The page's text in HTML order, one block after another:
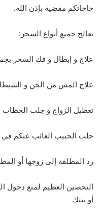
حاجاتكم مقضية بإذن الله.
نعالج جميع أنواع السحر:
علاج و إبطال و فك السحر
علاج المس من الجن و
تعطيل الزواج و جلب الخطاب و
جلب الحبيب الغائب عنكم
رد المطلقة إلى زوجها أو
التحصين العظيم لمنع دخول
أو بيتك